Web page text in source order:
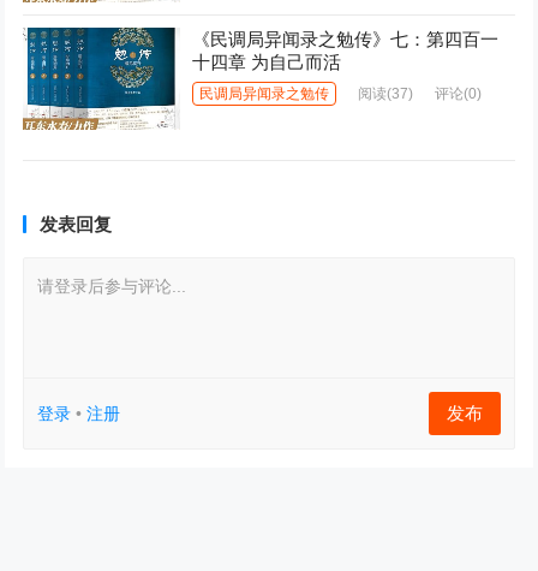
《民调局异闻录之勉传》七：第四百一
十四章 为自己而活
民调局异闻录之勉传 阅读(37) 评论(0)
发表回复
请登录后参与评论...
登录 •注册 发布